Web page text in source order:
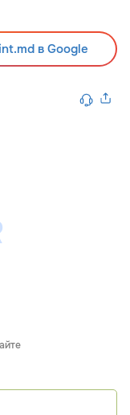
в Google